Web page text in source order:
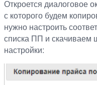
Откроется диалоговое
с которого будем
нужно настроить
списка ПП и скачиваем
настройки: